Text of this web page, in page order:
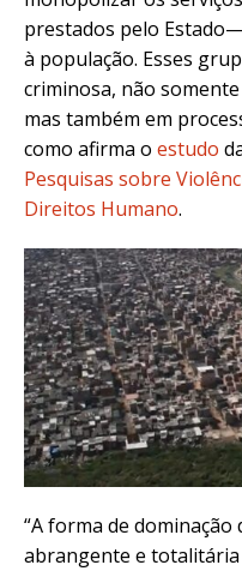
prestados pelo
à população. Esses
criminosa, não
mas também em
como afirma o estudo
Pesquisas sobre
Direitos Humano.
“A forma de
abrangente e totalitária